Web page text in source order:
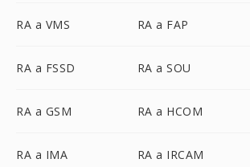
RA a VMS RA a FAP
RA a FSSD RA a SOU
RA a GSM RA a HCOM
RA a IMA RA a IRCAM